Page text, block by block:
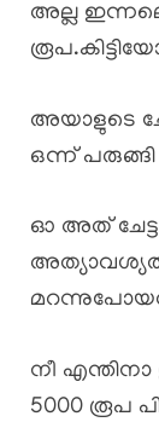
അല്ല
അയാളുടെ
ഒന്ന് പരുങ്ങി
ഓ അത്
നീ
5000 രൂപ